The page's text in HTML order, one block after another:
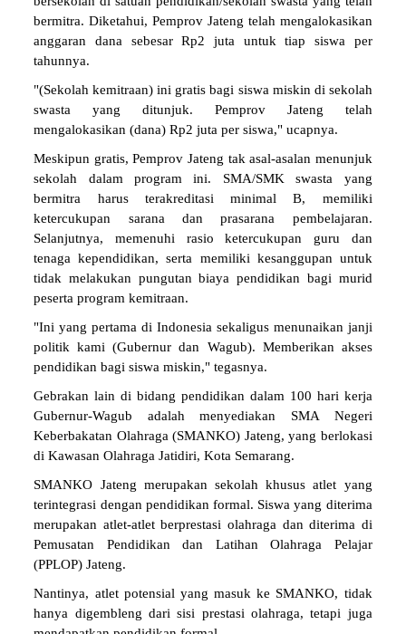
bermitra. Diketahui, Pemprov Jateng telah mengalokasikan
anggaran dana sebesar Rp2 juta untuk tiap siswa per
tahunnya.
"(Sekolah kemitraan) ini gratis bagi siswa miskin di sekolah
swasta yang ditunjuk. Pemprov Jateng telah
mengalokasikan (dana) Rp2 juta per siswa," ucapnya.
Meskipun gratis, Pemprov Jateng tak asal-asalan menunjuk
sekolah dalam program ini. SMA/SMK swasta yang
bermitra harus terakreditasi minimal B, memiliki
ketercukupan sarana dan prasarana pembelajaran.
Selanjutnya, memenuhi rasio ketercukupan guru dan
tenaga kependidikan, serta memiliki kesanggupan untuk
tidak melakukan pungutan biaya pendidikan bagi murid
peserta program kemitraan.
"Ini yang pertama di Indonesia sekaligus menunaikan janji
politik kami (Gubernur dan Wagub). Memberikan akses
pendidikan bagi siswa miskin," tegasnya.
Gebrakan lain di bidang pendidikan dalam 100 hari kerja
Gubernur-Wagub adalah menyediakan SMA Negeri
Keberbakatan Olahraga (SMANKO) Jateng, yang berlokasi
di Kawasan Olahraga Jatidiri, Kota Semarang.
SMANKO Jateng merupakan sekolah khusus atlet yang
terintegrasi dengan pendidikan formal. Siswa yang diterima
merupakan atlet-atlet berprestasi olahraga dan diterima di
Pemusatan Pendidikan dan Latihan Olahraga Pelajar
(PPLOP) Jateng.
Nantinya, atlet potensial yang masuk ke SMANKO, tidak
hanya digembleng dari sisi prestasi olahraga, tetapi juga